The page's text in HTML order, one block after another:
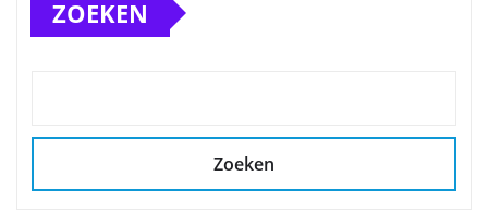
ZOEKEN
Zoeken